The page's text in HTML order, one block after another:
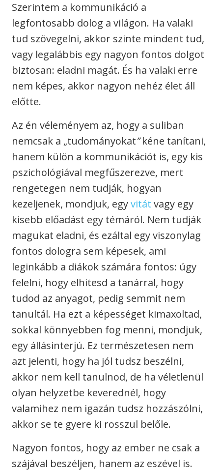
Szerintem a kommunikáció a
legfontosabb dolog a világon. Ha valaki
tud szövegelni, akkor szinte mindent tud,
vagy legalábbis egy nagyon fontos dolgot
biztosan: eladni magát. És ha valaki erre
nem képes, akkor nagyon nehéz élet áll
előtte.
Az én véleményem az, hogy a suliban
nemcsak a „tudományokat”kéne tanítani,
hanem külön a kommunikációt is, egy kis
pszichológiával megfűszerezve, mert
rengetegen nem tudják, hogyan
kezeljenek, mondjuk, egyvitát vagy egy
kisebb előadást egy témáról. Nem tudják
magukat eladni, és ezáltal egy viszonylag
fontos dologra sem képesek, ami
leginkább a diákok számára fontos: úgy
felelni, hogy elhitesd a tanárral, hogy
tudod az anyagot, pedig semmit nem
tanultál. Ha ezt a képességet kimaxoltad,
sokkal könnyebben fog menni, mondjuk,
egy állásinterjú. Ez természetesen nem
azt jelenti, hogy ha jól tudsz beszélni,
akkor nem kell tanulnod, de ha véletlenül
olyan helyzetbe keverednél, hogy
valamihez nem igazán tudsz hozzászólni,
akkor se te gyere ki rosszul belőle.
Nagyon fontos, hogy az ember ne csak a
szájával beszéljen, hanem az eszével is.